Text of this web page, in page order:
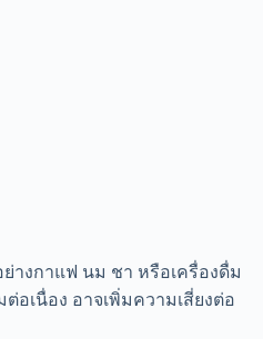
างกาแฟ นม ชา หรือเครื่องดื่ม
อเนื่อง อาจเพิ่มความเสี่ยงต่อ